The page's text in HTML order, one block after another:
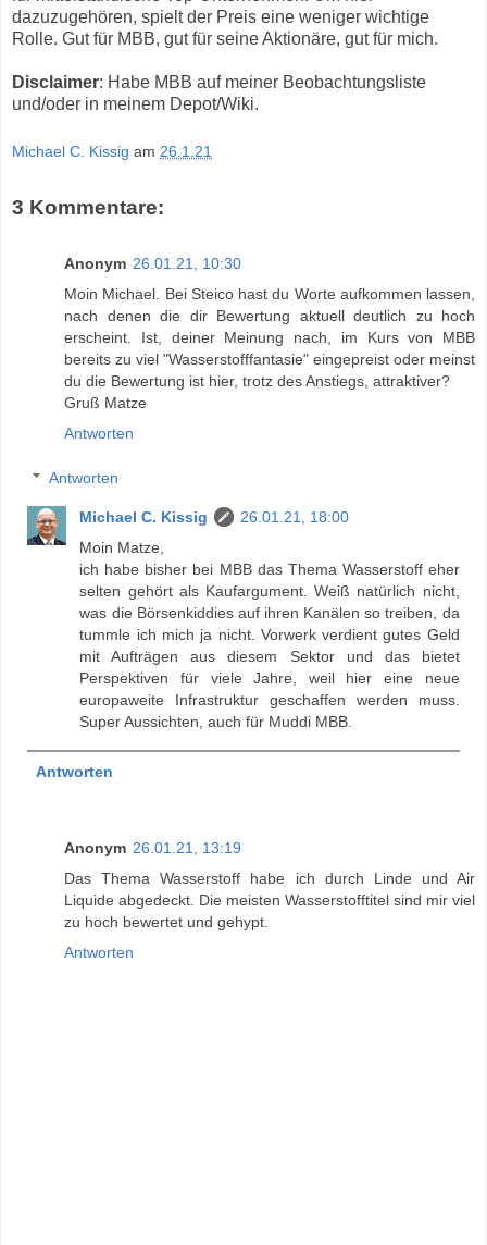
dazuzugehören, spielt der Preis eine weniger wichtige
Rolle. Gut für MBB, gut für seine Aktionäre, gut für mich.
Disclaimer: Habe MBB auf meiner Beobachtungsliste
und/oder in meinem Depot/Wiki.
Michael C. Kissig am 26.1.21
3 Kommentare:
Anonym 26.01.21, 10:30
Moin Michael. Bei Steico hast du Worte aufkommen lassen,
nach denen die dir Bewertung aktuell deutlich zu hoch
erscheint. Ist, deiner Meinung nach, im Kurs von MBB
bereits zu viel "Wasserstofffantasie" eingepreist oder meinst
du die Bewertung ist hier, trotz des Anstiegs, attraktiver?
Gruß Matze
Antworten
Antworten
Michael C. Kissig
26.01.21, 18:00
Moin Matze,
ich habe bisher bei MBB das Thema Wasserstoff eher
selten gehört als Kaufargument. Weiß natürlich nicht,
was die Börsenkiddies auf ihren Kanälen so treiben, da
tummle ich mich ja nicht. Vorwerk verdient gutes Geld
mit Aufträgen aus diesem Sektor und das bietet
Perspektiven für viele Jahre, weil hier eine neue
europaweite Infrastruktur geschaffen werden muss.
Super Aussichten, auch für Muddi MBB.
Antworten
Anonym 26.01.21, 13:19
Das Thema Wasserstoff habe ich durch Linde und Air
Liquide abgedeckt. Die meisten Wasserstofftitel sind mir viel
zu hoch bewertet und gehypt.
Antworten